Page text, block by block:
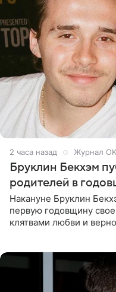
2 часа назад Журнал
Бруклин Бекхэм
родителей в
Накануне Бруклин
первую годовщину
клятвами любви и